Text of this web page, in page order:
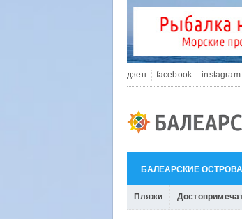
дзен facebook instagram
БАЛЕАРСКИЕ ОСТРОВА
Пляжи